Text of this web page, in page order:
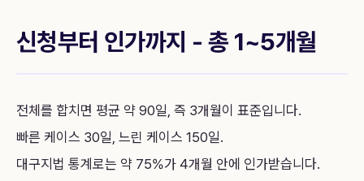
신청부터 인가까지 - 총 1~5개월
전체를 합치면 평균 약 90일, 즉 3개월이 표준입니다.
빠른 케이스 30일, 느린 케이스 150일.
대구지법 통계로는 약 75%가 4개월 안에 인가받습니다.